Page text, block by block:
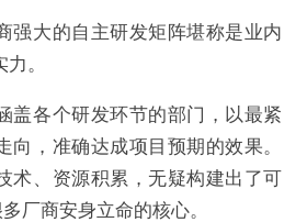
强大的自主研发矩阵堪称是业内
。
盖各个研发环节的部门，以最紧
向，准确达成项目预期的效果。
术、资源积累，无疑构建出了可
厂商安身立命的核心。